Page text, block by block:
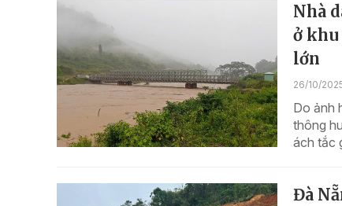
Nhà
ở khu
lớn
26/10/
Do ảnh
thông
ách tắc
Đà